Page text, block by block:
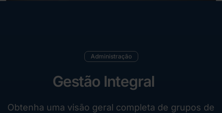
Administração
Gestão Integral
Obtenha uma visão geral completa de grupos de